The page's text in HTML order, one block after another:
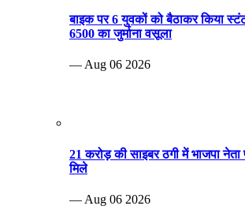
बाइक पर 6 युवकों को बैठाकर किया
6500 का जुर्माना वसूला
— Aug 06 2026
21 करोड़ की साइबर ठगी में भाजपा
मिले
— Aug 06 2026